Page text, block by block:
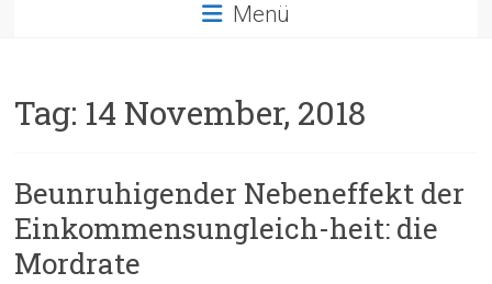
Menü
Tag: 14 November, 2018
Beunruhigender Nebeneffekt der
Einkommensungleich-heit: die
Mordrate